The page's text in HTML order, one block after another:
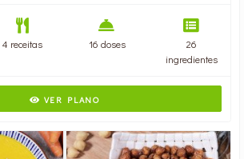
4 receitas 16 doses
26
ingredientes
VER PLANO